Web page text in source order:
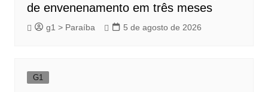
de envenenamento em três meses
g1 > Paraíba 5 de agosto de 2026
G1